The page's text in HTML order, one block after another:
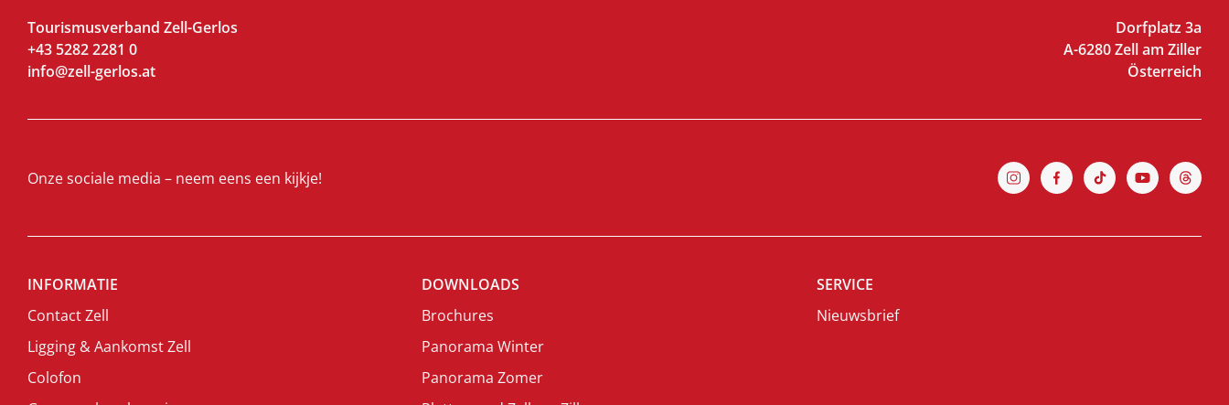
Tourismusverband Zell-Gerlos
+43 5282 2281 0
info@zell-gerlos.at
Dorfplatz 3a
A-6280 Zell am Ziller
Österreich
Onze sociale media – neem eens een kijkje!
INFORMATIE
Contact Zell
Ligging & Aankomst Zell
Colofon
DOWNLOADS
Brochures
Panorama Winter
Panorama Zomer
SERVICE
Nieuwsbrief